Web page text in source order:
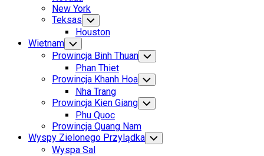
New York
Teksas Toggle
Child
Menu
Houston
Wietnam Toggle
Child
Menu
Prowincja Binh Thuan Toggle
Child
Menu
Phan Thiet
Prowincja Khanh Hoa Toggle
Child
Menu
Nha Trang
Prowincja Kien Giang Toggle
Child
Phu Quoc
Prowincja Quang Nam
Wyspy Zielonego Przylądka Toggle
Child
Wyspa Sal